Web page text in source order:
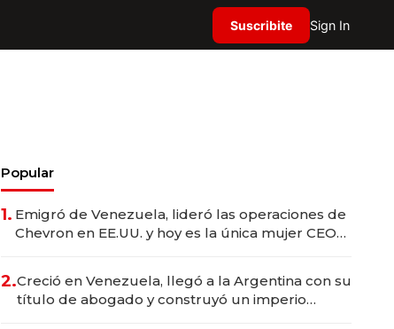
Suscribite Sign In
Popular
1. Emigró de Venezuela, lideró las operaciones de
Chevron en EE.UU. y hoy es la única mujer CEO
2.Creció en Venezuela, llegó a la Argentina con su
título de abogado y construyó un imperio